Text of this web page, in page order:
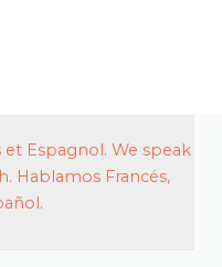
et Espagnol. We speak
Hablamos Francés,